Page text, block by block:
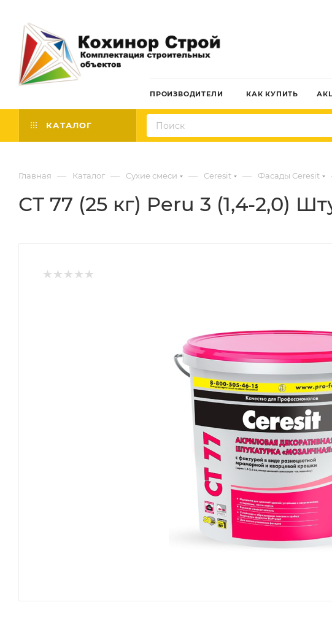
ПРОИЗВОДИТЕЛИ КАК КУПИТЬ
КАТАЛОГ
Главная — Каталог — Сухие смеси — Ceresit — Фасады Ceresit
СТ 77 (25 кг) Peru 3 (1,4-2,0)